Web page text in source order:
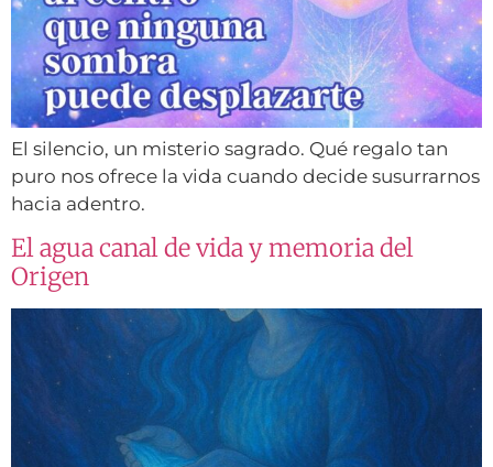
El silencio, un misterio sagrado. Qué regalo tan
puro nos ofrece la vida cuando decide susurrarnos
hacia adentro.
El agua canal de vida y memoria del
Origen